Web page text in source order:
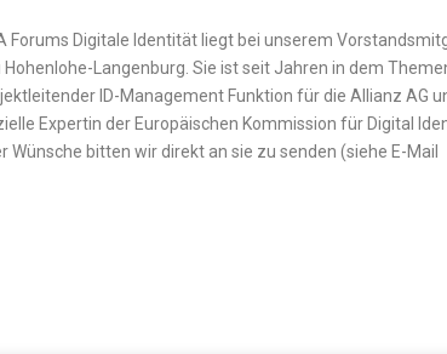
Forums Digitale Identität liegt bei unserem
Hohenlohe-Langenburg. Sie ist seit Jahren in dem
ID-Management Funktion für die Allianz AG
Expertin der Europäischen Kommission für Digital
Wünsche bitten wir direkt an sie zu senden (siehe E-Mail